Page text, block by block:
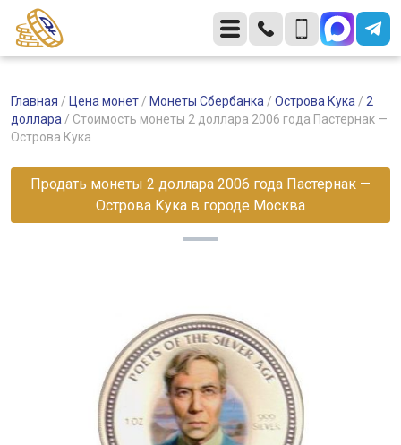
Главная / Цена монет / Монеты Сбербанка / Острова Кука / 2
доллара / Стоимость монеты 2 доллара 2006 года Пастернак —
Острова Кука
Продать монеты 2 доллара 2006 года Пастернак —
Острова Кука в городе Москва